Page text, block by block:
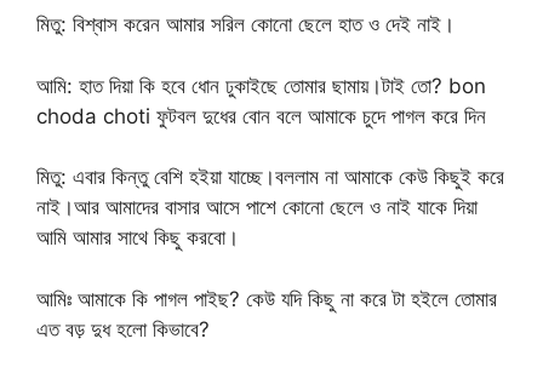
মিতু: বিশ্বাস করেন আমার সরিল কোনো ছেলে হাত ও দেই নাই।
আমি: হাত দিয়া কি হবে ধোন ঢুকাইছে তোমার ছামায়।টাই তো? bon
choda choti ফুটবল দুধের বোন বলে আমাকে চুদে পাগল করে দিন
মিতু: এবার কিন্তু বেশি হইয়া যাচ্ছে।বললাম না আমাকে কেউ কিছুই করে
নাই।আর আমাদের বাসার আসে পাশে কোনো ছেলে ও নাই যাকে দিয়া
আমি আমার সাথে কিছু করবো।
আমিঃ আমাকে কি পাগল পাইছ? কেউ যদি কিছু না করে টা হইলে তোমার
এত বড় দুধ হলো কিভাবে?